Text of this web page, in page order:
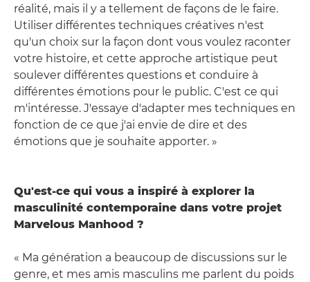
réalité, mais il y a tellement de façons de le faire.
Utiliser différentes techniques créatives n'est
qu'un choix sur la façon dont vous voulez raconter
votre histoire, et cette approche artistique peut
soulever différentes questions et conduire à
différentes émotions pour le public. C'est ce qui
m'intéresse. J'essaye d'adapter mes techniques en
fonction de ce que j'ai envie de dire et des
émotions que je souhaite apporter. »
Qu'est-ce qui vous a inspiré à explorer la
masculinité contemporaine dans votre projet
Marvelous Manhood ?
« Ma génération a beaucoup de discussions sur le
genre, et mes amis masculins me parlent du poids